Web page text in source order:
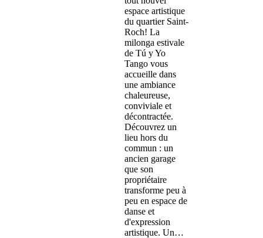
espace artistique
du quartier Saint-
Roch! La
milonga estivale
de Tú y Yo
Tango vous
accueille dans
une ambiance
chaleureuse,
conviviale et
décontractée.
Découvrez un
lieu hors du
commun : un
ancien garage
que son
propriétaire
transforme peu à
peu en espace de
danse et
d'expression
artistique. Un…